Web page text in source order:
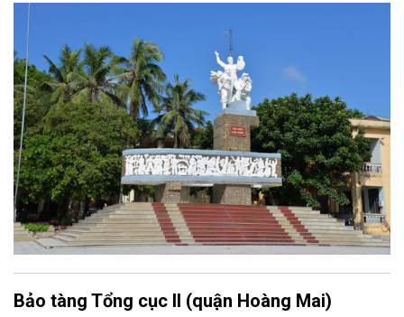
Bảo tàng Tổng cục II (quận Hoàng Mai)